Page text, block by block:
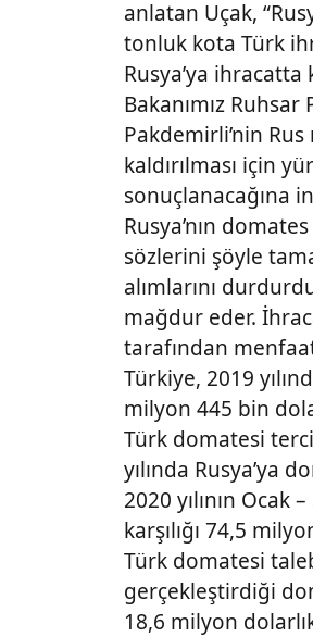
anlatan Uçak,
tonluk kota Türk
Rusya’ya ihracatta
Bakanımız Ruhsar
Pakdemirli’nin
kaldırılması için
sonuçlanacağına
Rusya’nın
sözlerini şöyle
alımlarını
mağdur eder.
tarafından
Türkiye, 2019
milyon 445 bin
Türk domatesi
yılında Rusya’ya
2020 yılının
karşılığı 74,5
Türk domatesi
gerçekleştirdiği
18,6 milyon